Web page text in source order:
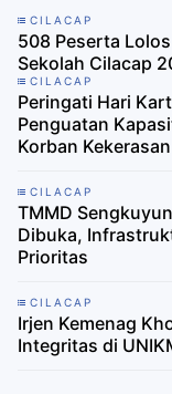
CILACAP
508 Peserta
Sekolah Cilacap
CILACAP
Peringati Hari
Penguatan
Korban Kekerasan
CILACAP
TMMD
Dibuka,
Prioritas
CILACAP
Irjen Kemenag
Integritas di